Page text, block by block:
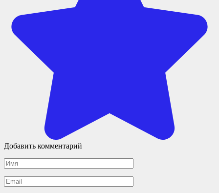
Добавить комментарий
Имя
*
Email
*